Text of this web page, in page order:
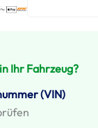
Ihr Fahrzeug?
(VIN)